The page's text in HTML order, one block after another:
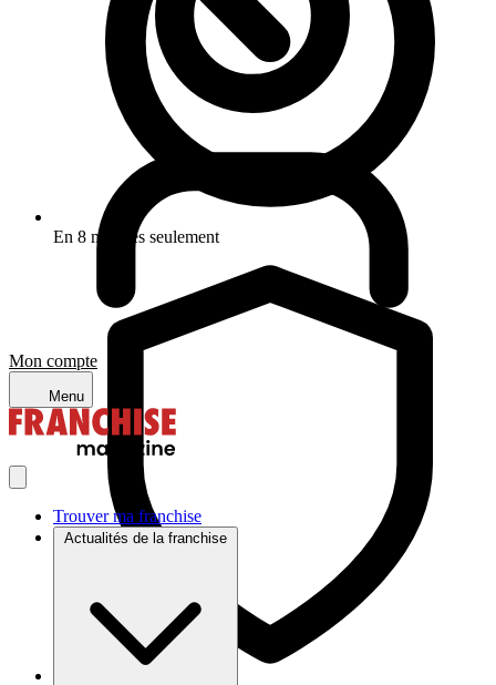
Mon compte
Menu
Trouver ma franchise
Actualités de la franchise
En 8 minutes seulement